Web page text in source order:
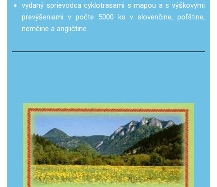
vydaný sprievodca cyklotrasami s mapou a s výškovými
prevýšeniami v počte 5000 ks v slovenčine, poľštine,
nemčine a angličtine